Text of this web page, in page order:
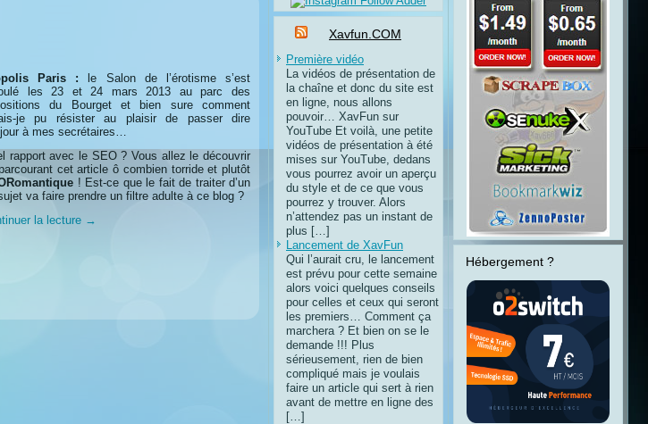
Paris : le Salon de l’érotisme s’est
les 23 et 24 mars 2013 au parc des
du Bourget et bien sure comment
je pu résister au plaisir de passer dire
à mes secrétaires…
rapport avec le SEO ? Vous allez le découvrir
cet article ô combien torride et plutôt
! Est-ce que le fait de traiter d’un
va faire prendre un filtre adulte à ce blog ?
la lecture →
Xavfun.COM
Première vidéo
La vidéos de présentation de
la chaîne et donc du site est
en ligne, nous allons
pouvoir… XavFun sur
YouTube Et voilà, une petite
vidéos de présentation à été
mises sur YouTube, dedans
vous pourrez avoir un aperçu
du style et de ce que vous
pourrez y trouver. Alors
n’attendez pas un instant de
plus […]
Lancement de XavFun
Qui l’aurait cru, le lancement
est prévu pour cette semaine
alors voici quelques conseils
pour celles et ceux qui seront
les premiers… Comment ça
marchera ? Et bien on se le
demande !!! Plus
sérieusement, rien de bien
compliqué mais je voulais
faire un article qui sert à rien
avant de mettre en ligne des
[…]
Hébergement ?